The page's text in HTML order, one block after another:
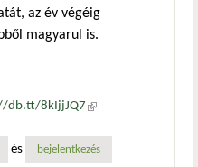
az év végéig
magyarul is.
db.tt/8kIjjJQ7 (külső
és bejelentkezés